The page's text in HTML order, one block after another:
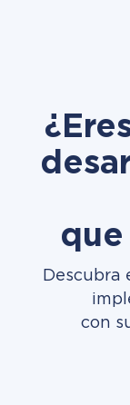
que
Descubra
con